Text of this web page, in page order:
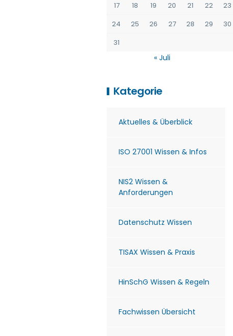
17
18 19 20 21 22
23
24
25 26 27 28 29
30
31
« Juli
Kategorie
Aktuelles & Überblick
ISO 27001 Wissen & Infos
NIS2 Wissen &
Anforderungen
Datenschutz Wissen
TISAX Wissen & Praxis
HinSchG Wissen & Regeln
Fachwissen Übersicht